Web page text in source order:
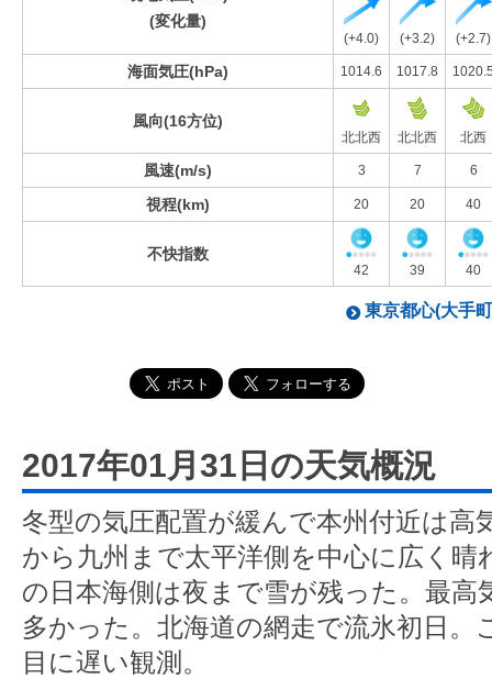
(変化量)
(+4.0) (+3.2) (+2.7)
海面気圧(hPa) 1014.6 1017.8
風向(16方位)
北北西 北北西 北西
風速(m/s) 3 7 6
視程(km) 20 20 40
不快指数
42 39 40
東京都心(大手
2017年01月31日の天気概況
冬型の気圧配置が緩んで本州付近は高
から九州まで太平洋側を中心に広く晴
の日本海側は夜まで雪が残った。最高
多かった。北海道の網走で流氷初日。
目に遅い観測。